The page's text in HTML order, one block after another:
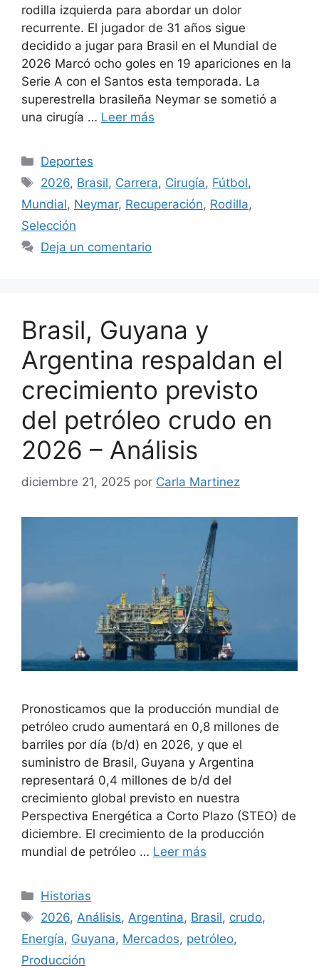
rodilla izquierda para abordar un dolor
recurrente. El jugador de 31 años sigue
decidido a jugar para Brasil en el Mundial de
2026 Marcó ocho goles en 19 apariciones en la
Serie A con el Santos esta temporada. La
superestrella brasileña Neymar se sometió a
una cirugía … Leer más
Categorías
Deportes
Etiquetas
2026, Brasil, Carrera, Cirugía, Fútbol,
Mundial, Neymar, Recuperación, Rodilla,
Selección
Deja un comentario
Brasil, Guyana y
Argentina respaldan el
crecimiento previsto
del petróleo crudo en
2026 – Análisis
diciembre 21, 2025 por Carla Martinez
Pronosticamos que la producción mundial de
petróleo crudo aumentará en 0,8 millones de
barriles por día (b/d) en 2026, y que el
suministro de Brasil, Guyana y Argentina
representará 0,4 millones de b/d del
crecimiento global previsto en nuestra
Perspectiva Energética a Corto Plazo (STEO) de
diciembre. El crecimiento de la producción
mundial de petróleo … Leer más
Categorías
Historias
Etiquetas
2026, Análisis, Argentina, Brasil, crudo,
Energía, Guyana, Mercados, petróleo,
Producción